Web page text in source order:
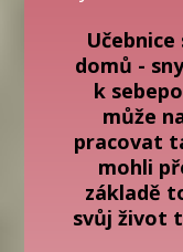
domů -
k
může
pracovat
mohli
základě
svůj život